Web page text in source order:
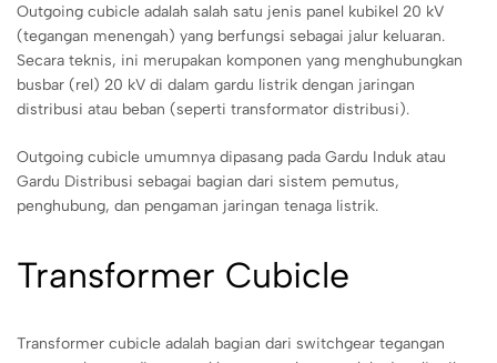
Outgoing cubicle adalah salah satu jenis panel kubikel 20 kV
(tegangan menengah) yang berfungsi sebagai jalur keluaran.
Secara teknis, ini merupakan komponen yang menghubungkan
busbar (rel) 20 kV di dalam gardu listrik dengan jaringan
distribusi atau beban (seperti transformator distribusi).
Outgoing cubicle umumnya dipasang pada Gardu Induk atau
Gardu Distribusi sebagai bagian dari sistem pemutus,
penghubung, dan pengaman jaringan tenaga listrik.
Transformer Cubicle
Transformer cubicle adalah bagian dari switchgear tegangan